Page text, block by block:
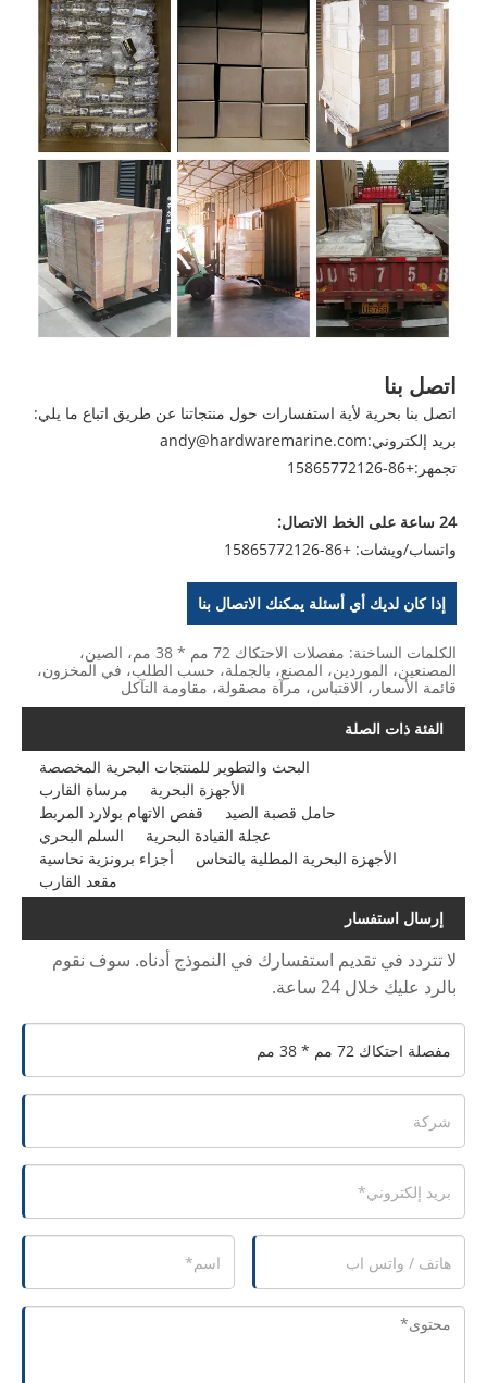
اتصل بنا
اتصل بنا بحرية لأية استفسارات حول منتجاتنا عن طريق اتباع ما يلي:
بريد إلكتروني:andy@hardwaremarine.com
تجمهر:+86-15865772126
24 ساعة على الخط الاتصال:
واتساب/ويشات: +86-15865772126
إذا كان لديك أي أسئلة يمكنك الاتصال بنا
الكلمات الساخنة: مفصلات الاحتكاك 72 مم * 38 مم، الصين،
المصنعين، الموردين، المصنع، بالجملة، حسب الطلب، في المخزون،
قائمة الأسعار، الاقتباس، مرآة مصقولة، مقاومة التآكل
الفئة ذات الصلة
البحث والتطوير للمنتجات البحرية المخصصة
مرساة القارب
الأجهزة البحرية
قفص الاتهام بولارد المربط
حامل قصبة الصيد
السلم البحري
عجلة القيادة البحرية
أجزاء برونزية نحاسية
الأجهزة البحرية المطلية بالنحاس
مقعد القارب
إرسال استفسار
لا تتردد في تقديم استفسارك في النموذج أدناه. سوف نقوم
بالرد عليك خلال 24 ساعة.